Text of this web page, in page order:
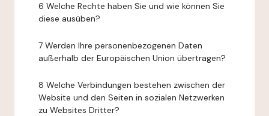
6 Welche Rechte haben Sie und wie können Sie
diese ausüben?
7 Werden Ihre personenbezogenen Daten
außerhalb der Europäischen Union übertragen?
8 Welche Verbindungen bestehen zwischen der
Website und den Seiten in sozialen Netzwerken
zu Websites Dritter?